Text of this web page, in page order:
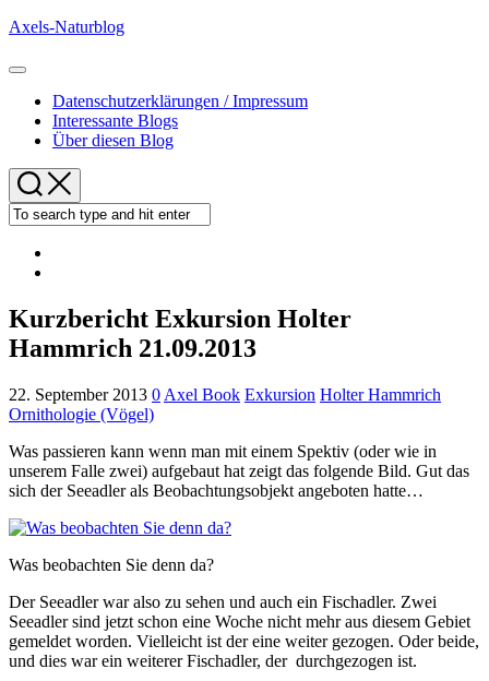
Skip
content
Axels-Naturblog
Expand
Datenschutzerklärungen / Impressum
Interessante Blogs
Über diesen Blog
Kurzbericht Exkursion Holter
Hammrich 21.09.2013
22. September 2013 0 Axel Book Exkursion Holter Hammrich
Ornithologie (Vögel)
Was passieren kann wenn man mit einem Spektiv (oder wie in
unserem Falle zwei) aufgebaut hat zeigt das folgende Bild. Gut das
sich der Seeadler als Beobachtungsobjekt angeboten hatte…
Was beobachten Sie denn da?
Der Seeadler war also zu sehen und auch ein Fischadler. Zwei
Seeadler sind jetzt schon eine Woche nicht mehr aus diesem Gebiet
gemeldet worden. Vielleicht ist der eine weiter gezogen. Oder beide,
und dies war ein weiterer Fischadler, der durchgezogen ist.